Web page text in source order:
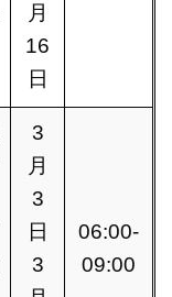
月
16
日
3
月
3
日
3
06:00-
09:00